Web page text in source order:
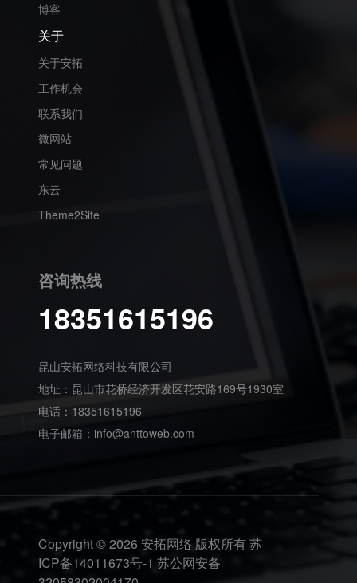
博客
关于
关于安拓
工作机会
联系我们
微网站
常见问题
东云
Theme2Site
咨询热线
18351615196
昆山安拓网络科技有限公司
地址：昆山市花桥经济开发区花安路169号1930室
电话：18351615196
电子邮箱： info@anttoweb.com
Copyright © 2026 安拓网络 版权所有苏
ICP备14011673号-1 苏公网安备